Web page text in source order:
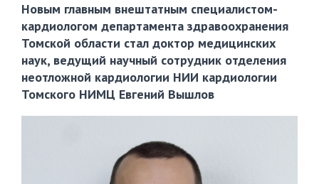
Новым главным внештатным специалистом-
кардиологом департамента здравоохранения
Томской области стал доктор медицинских
наук, ведущий научный сотрудник отделения
неотложной кардиологии НИИ кардиологии
Томского НИМЦ Евгений Вышлов